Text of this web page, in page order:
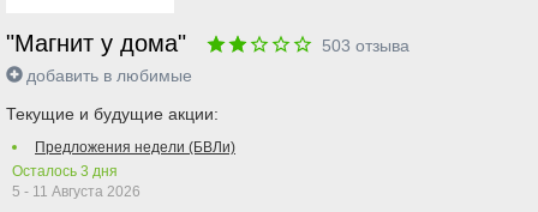
"Магнит у дома" 503 отзыва
добавить в любимые
Текущие и будущие акции:
Предложения недели (БВЛи)
Осталось 3 дня
5 - 11 Августа 2026